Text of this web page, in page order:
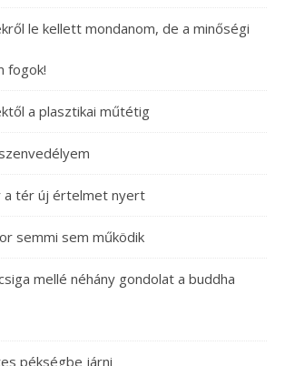
le kellett mondanom, de a minőségi
fogok!
a plasztikai műtétig
a tér új értelmet nyert
semmi sem működik
mellé néhány gondolat a buddha
pékségbe járni